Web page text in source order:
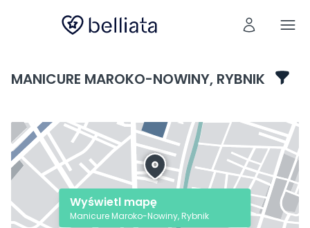
MANICURE MAROKO-NOWINY, RYBNIK
Wyświetl mapę
Manicure Maroko-Nowiny, Rybnik